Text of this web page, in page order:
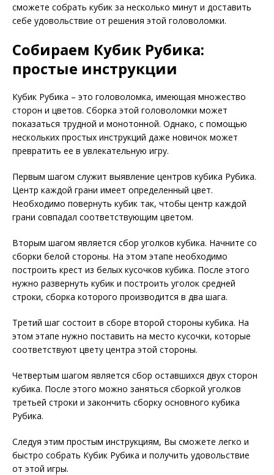
сможете собрать кубик за несколько минут и доставить
себе удовольствие от решения этой головоломки.
Собираем Кубик Рубика:
простые инструкции
Кубик Рубика – это головоломка, имеющая множество
сторон и цветов. Сборка этой головоломки может
показаться трудной и монотонной. Однако, с помощью
нескольких простых инструкций даже новичок может
превратить ее в увлекательную игру.
Первым шагом служит выявление центров кубика Рубика.
Центр каждой грани имеет определенный цвет.
Необходимо повернуть кубик так, чтобы центр каждой
грани совпадал соответствующим цветом.
Вторым шагом является сбор уголков кубика. Начните со
сборки белой стороны. На этом этапе необходимо
построить крест из белых кусочков кубика. После этого
нужно развернуть кубик и построить уголок средней
строки, сборка которого производится в два шага.
Третий шаг состоит в сборе второй стороны кубика. На
этом этапе нужно поставить на место кусочки, которые
соответствуют цвету центра этой стороны.
Четвертым шагом является сбор оставшихся двух сторон
кубика. После этого можно заняться сборкой уголков
третьей строки и закончить сборку основного кубика
Рубика.
Следуя этим простым инструкциям, Вы сможете легко и
быстро собрать Кубик Рубика и получить удовольствие
от этой игры.